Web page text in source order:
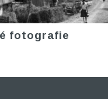
fotografie